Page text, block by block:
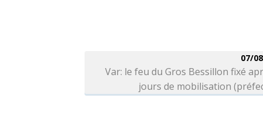
07/
Var: le feu du Gros Bessillon fixé
jours de mobilisation